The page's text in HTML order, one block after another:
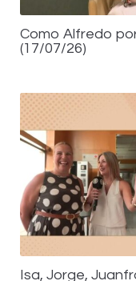
Como Alfredo
(17/07/26)
Isa, Jorge,